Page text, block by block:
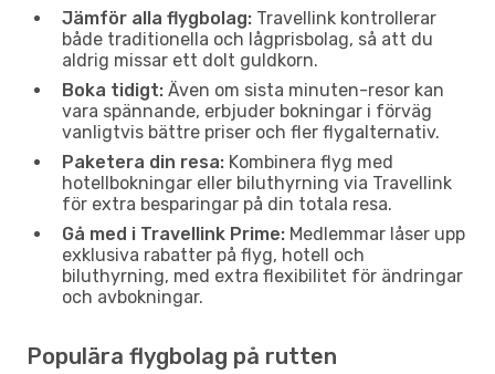
Jämför alla flygbolag: Travellink kontrollerar
både traditionella och lågprisbolag, så att du
aldrig missar ett dolt guldkorn.
Boka tidigt: Även om sista minuten-resor kan
vara spännande, erbjuder bokningar i förväg
vanligtvis bättre priser och fler flygalternativ.
Paketera din resa: Kombinera flyg med
hotellbokningar eller biluthyrning via Travellink
för extra besparingar på din totala resa.
Gå med i Travellink Prime: Medlemmar låser upp
exklusiva rabatter på flyg, hotell och
biluthyrning, med extra flexibilitet för ändringar
och avbokningar.
Populära flygbolag på rutten